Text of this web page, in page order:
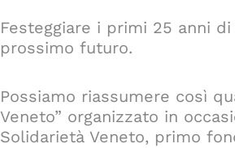
Festeggiare i primi 25 anni
prossimo futuro.
Possiamo riassumere così
Veneto” organizzato in
Solidarietà Veneto, primo